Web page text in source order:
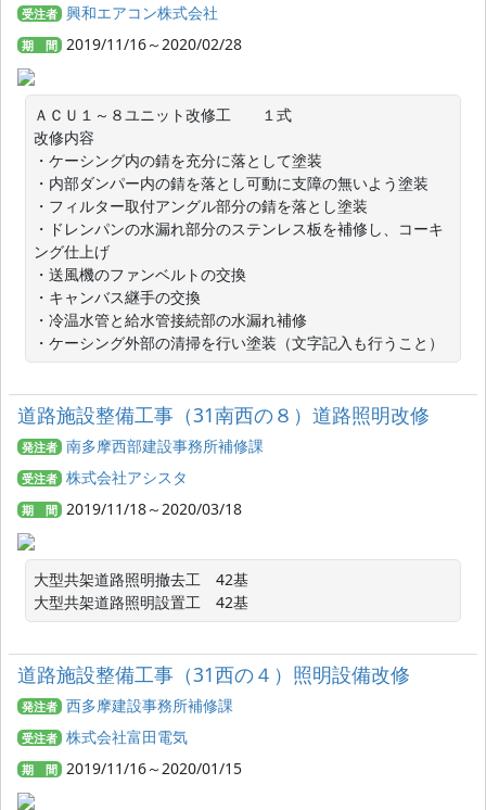
受注者 興和エアコン株式会社
期 間 2019/11/16～2020/02/28
ＡＣＵ１～８ユニット改修工　　１式
改修内容
・ケーシング内の錆を充分に落として塗装
・内部ダンパー内の錆を落とし可動に支障の無いよう塗装
・フィルター取付アングル部分の錆を落とし塗装
・ドレンパンの水漏れ部分のステンレス板を補修し、コーキ
ング仕上げ
・送風機のファンベルトの交換
・キャンバス継手の交換
・冷温水管と給水管接続部の水漏れ補修
・ケーシング外部の清掃を行い塗装（文字記入も行うこと）
道路施設整備工事（31南西の８）道路照明改修
発注者 南多摩西部建設事務所補修課
受注者 株式会社アシスタ
期 間 2019/11/18～2020/03/18
大型共架道路照明撤去工　42基
大型共架道路照明設置工　42基
道路施設整備工事（31西の４）照明設備改修
発注者 西多摩建設事務所補修課
受注者 株式会社富田電気
期 間 2019/11/16～2020/01/15